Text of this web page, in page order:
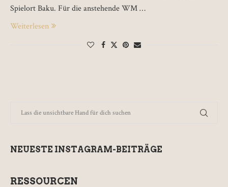
Spielort Baku. Für die anstehende WM …
Weiterlesen
NEUESTE INSTAGRAM-BEITRÄGE
RESSOURCEN